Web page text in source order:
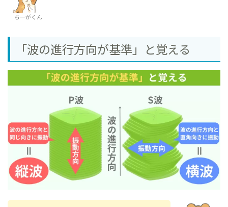
ちーがくん
「波の進行方向が基準」と覚える